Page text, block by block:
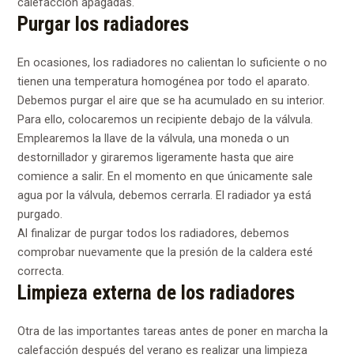
Purgar los radiadores
En ocasiones, los radiadores no calientan lo suficiente o no
tienen una temperatura homogénea por todo el aparato.
Debemos purgar el aire que se ha acumulado en su interior.
Para ello, colocaremos un recipiente debajo de la válvula.
Emplearemos la llave de la válvula, una moneda o un
destornillador y giraremos ligeramente hasta que aire
comience a salir. En el momento en que únicamente sale
agua por la válvula, debemos cerrarla. El radiador ya está
purgado.
Al finalizar de purgar todos los radiadores, debemos
comprobar nuevamente que la presión de la caldera esté
correcta.
Limpieza externa de los radiadores
Otra de las importantes tareas antes de poner en marcha la
calefacción después del verano es realizar una limpieza